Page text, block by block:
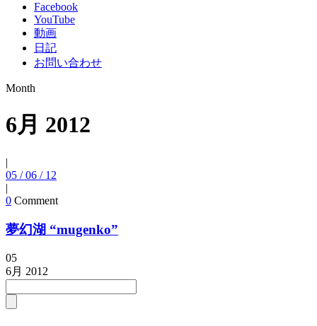
Facebook
YouTube
動画
日記
お問い合わせ
Month
6月 2012
|
05 / 06 / 12
|
0 Comment
夢幻湖 “mugenko”
05
6月 2012